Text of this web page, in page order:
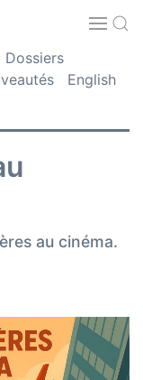
Dossiers
English
au cinéma.